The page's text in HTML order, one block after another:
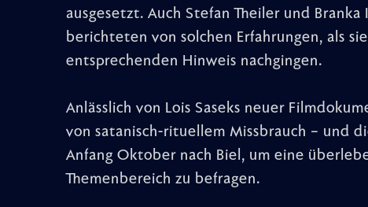
ausgesetzt. Auch Stefan Theiler und
berichteten von solchen Erfahrungen, als
entsprechenden Hinweis nachgingen.
Anlässlich von Lois Saseks neuer
von satanisch-rituellem Missbrauch – und
Anfang Oktober nach Biel, um eine
Themenbereich zu befragen.